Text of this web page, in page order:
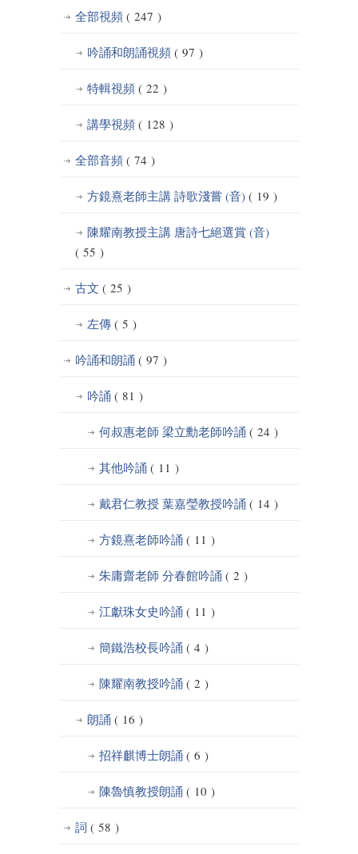
全部視頻 ( 247 )
吟誦和朗誦視頻 ( 97 )
特輯視頻 ( 22 )
講學視頻 ( 128 )
全部音頻 ( 74 )
方鏡熹老師主講 詩歌淺嘗 (音) ( 19 )
陳耀南教授主講 唐詩七絕選賞 (音)
( 55 )
古文 ( 25 )
左傳 ( 5 )
吟誦和朗誦 ( 97 )
吟誦 ( 81 )
何叔惠老師 梁立勳老師吟誦 ( 24 )
其他吟誦 ( 11 )
戴君仁教授 葉嘉瑩教授吟誦 ( 14 )
方鏡熹老師吟誦 ( 11 )
朱庸齋老師 分春館吟誦 ( 2 )
江獻珠女史吟誦 ( 11 )
簡鐵浩校長吟誦 ( 4 )
陳耀南教授吟誦 ( 2 )
朗誦 ( 16 )
招祥麒博士朗誦 ( 6 )
陳魯慎教授朗誦 ( 10 )
詞 ( 58 )